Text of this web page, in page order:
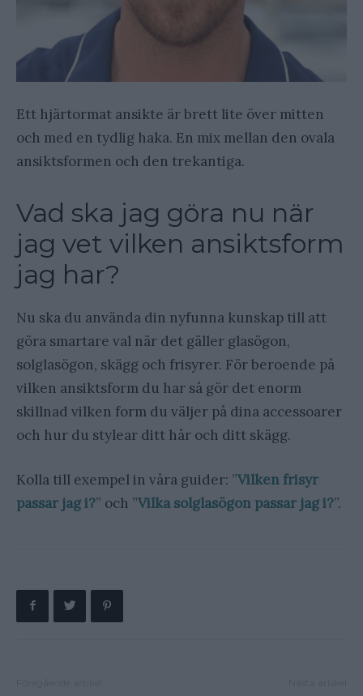
Ett hjärtormat ansikte är brett lite över mitten
och med en tydlig haka. En mix mellan den ovala
ansiktsformen och den trekantiga.
Vad ska jag göra nu när
jag vet vilken ansiktsform
jag har?
Nu ska du använda din nyfunna kunskap till att
göra smartare val när det gäller glasögon,
solglasögon, skägg och frisyrer. För beroende på
vilken ansiktsform du har så gör det enorm
skillnad vilken form du väljer på dina accessoarer
och hur du stylear ditt hår och ditt skägg.
Kolla till exempel in våra guider: ”Vilken frisyr
passar jag i?” och ”Vilka solglasögon passar jag i?”.